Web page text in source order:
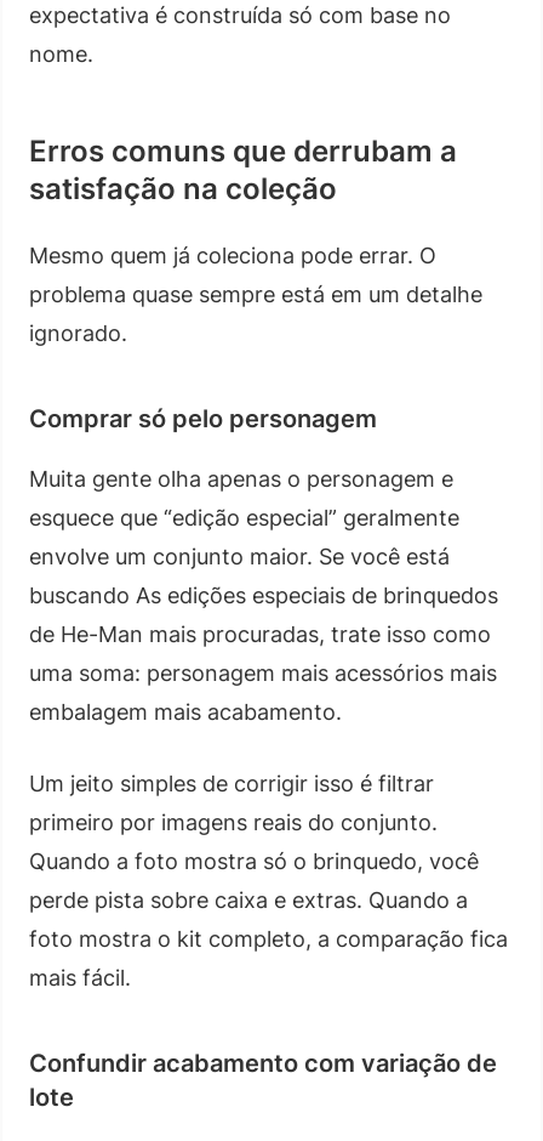
expectativa é construída só com base no
nome.
Erros comuns que derrubam a
satisfação na coleção
Mesmo quem já coleciona pode errar. O
problema quase sempre está em um detalhe
ignorado.
Comprar só pelo personagem
Muita gente olha apenas o personagem e
esquece que “edição especial” geralmente
envolve um conjunto maior. Se você está
buscando As edições especiais de brinquedos
de He-Man mais procuradas, trate isso como
uma soma: personagem mais acessórios mais
embalagem mais acabamento.
Um jeito simples de corrigir isso é filtrar
primeiro por imagens reais do conjunto.
Quando a foto mostra só o brinquedo, você
perde pista sobre caixa e extras. Quando a
foto mostra o kit completo, a comparação fica
mais fácil.
Confundir acabamento com variação de
lote